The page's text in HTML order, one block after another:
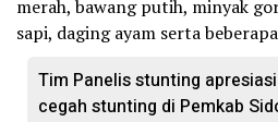
merah, bawang putih, minyak
sapi, daging ayam serta
Tim Panelis stunting
cegah stunting di Pemkab